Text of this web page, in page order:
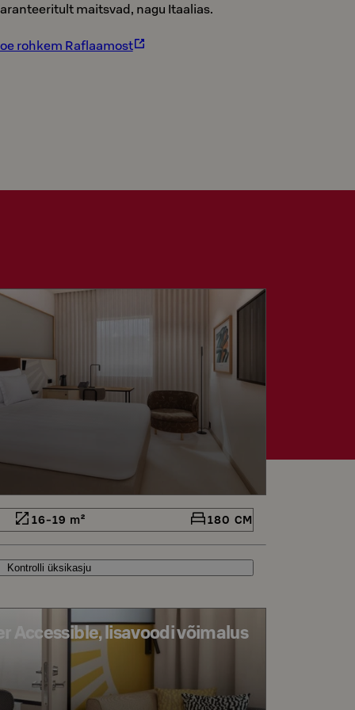
maitsvad, nagu Itaalias.
rohkem Raflaamost
16-19 m² 180 CM
Kontrolli üksikasju
Accessible, lisavoodi võimalus